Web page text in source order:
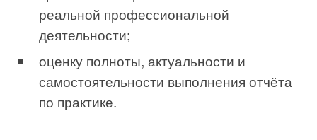
реальной профессиональной
деятельности;
оценку полноты, актуальности и
самостоятельности выполнения отчёта
по практике.